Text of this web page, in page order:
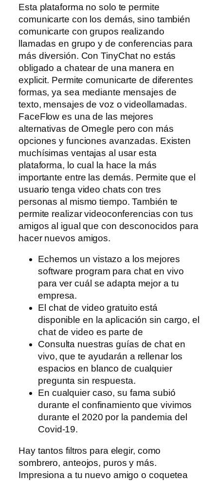
Esta plataforma no solo te permite
comunicarte con los demás, sino también
comunicarte con grupos realizando
llamadas en grupo y de conferencias para
más diversión. Con TinyChat no estás
obligado a chatear de una manera en
explicit. Permite comunicarte de diferentes
formas, ya sea mediante mensajes de
texto, mensajes de voz o videollamadas.
FaceFlow es una de las mejores
alternativas de Omegle pero con más
opciones y funciones avanzadas. Existen
muchísimas ventajas al usar esta
plataforma, lo cual la hace la más
importante entre las demás. Permite que el
usuario tenga video chats con tres
personas al mismo tiempo. También te
permite realizar videoconferencias con tus
amigos al igual que con desconocidos para
hacer nuevos amigos.
Echemos un vistazo a los mejores
software program para chat en vivo
para ver cuál se adapta mejor a tu
empresa.
El chat de video gratuito está
disponible en la aplicación sin cargo, el
chat de video es parte de
Consulta nuestras guías de chat en
vivo, que te ayudarán a rellenar los
espacios en blanco de cualquier
pregunta sin respuesta.
En cualquier caso, su fama subió
durante el confinamiento que vivimos
durante el 2020 por la pandemia del
Covid-19.
Hay tantos filtros para elegir, como
sombrero, anteojos, puros y más.
Impresiona a tu nuevo amigo o coquetea